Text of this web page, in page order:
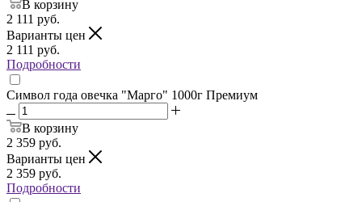
В корзину
2 111 руб.
Варианты цен
2 111 руб.
Подробности
Символ года овечка "Марго" 1000г Премиум
В корзину
2 359 руб.
Варианты цен
2 359 руб.
Подробности